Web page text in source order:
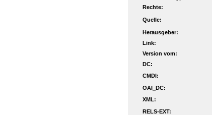
Rechte:
Quelle:
Herausgeber:
Link:
Version vom:
DC:
CMDI:
OAI_DC:
XML:
RELS-EXT: